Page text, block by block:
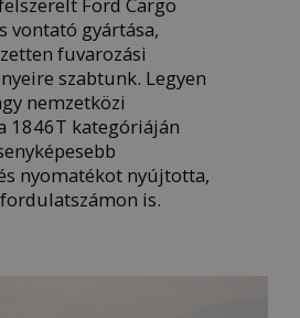
vontató gyártása,
fuvarozási
szabtunk. Legyen
nemzetközi
1846T kategóriáján
nyomatékot nyújtotta,
is.